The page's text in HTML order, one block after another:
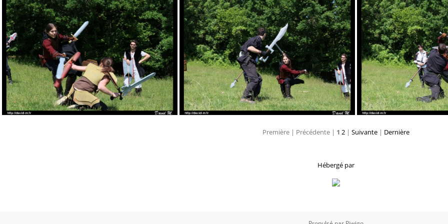
09 10 11
Première | Précédente | 1 2 | Suivante | Dernière
Hébergé par